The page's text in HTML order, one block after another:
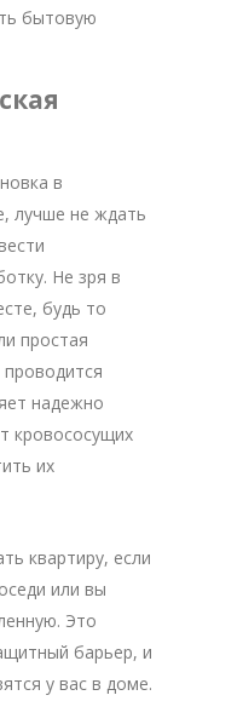
бытовую
в
лучше не ждать
Не зря в
будь то
простая
проводится
надежно
кровососущих
их
квартиру, если
или вы
Это
барьер, и
у вас в доме.